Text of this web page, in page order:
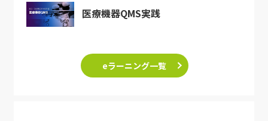
医療機器QMS実践
eラーニング一覧